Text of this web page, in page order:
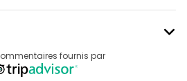
fournis par